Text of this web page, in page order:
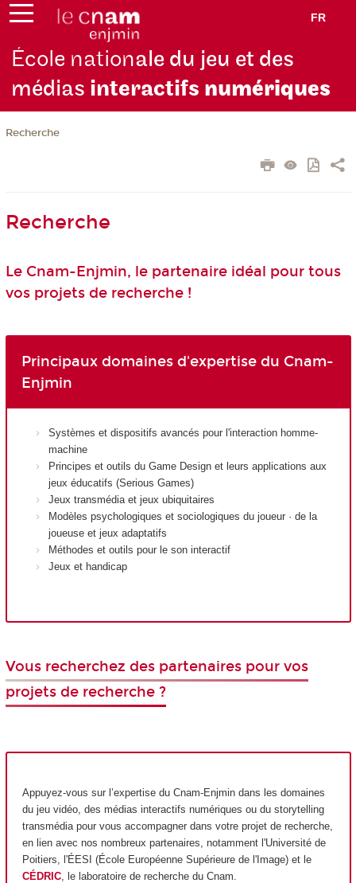
FR
École nationale du jeu et des
médias interactifs numériques
Recherche
Recherche
Le Cnam-Enjmin, le partenaire idéal pour tous
vos projets de recherche !
Principaux domaines d'expertise du Cnam-
Enjmin
Systèmes et dispositifs avancés pour l'interaction homme-
machine
Principes et outils du Game Design et leurs applications aux
jeux éducatifs (Serious Games)
Jeux transmédia et jeux ubiquitaires
Modèles psychologiques et sociologiques du joueur · de la
joueuse et jeux adaptatifs
Méthodes et outils pour le son interactif
Jeux et handicap
Vous recherchez des partenaires pour vos
projets de recherche ?
Appuyez-vous sur l’expertise du Cnam-Enjmin dans les domaines
du jeu vidéo, des médias interactifs numériques ou du storytelling
transmédia pour vous accompagner dans votre projet de recherche,
en lien avec nos nombreux partenaires, notamment l'Université de
Poitiers, l'ÉESI (École Européenne Supérieure de l'Image) et le
CÉDRIC , le laboratoire de recherche du Cnam.